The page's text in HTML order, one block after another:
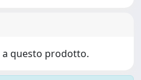
a questo prodotto.